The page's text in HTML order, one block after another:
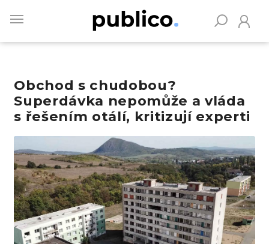
main
Obchod s chudobou?
Superdávka nepomůže a vláda
s řešením otálí, kritizují experti
Obrázek
Vyhledávejte na Publiku